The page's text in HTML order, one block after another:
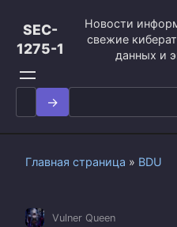
контенту
SEC-
1275-1
Новости
свежие
данных и
Search
for:
Главная страница » BDU
Vulner Queen